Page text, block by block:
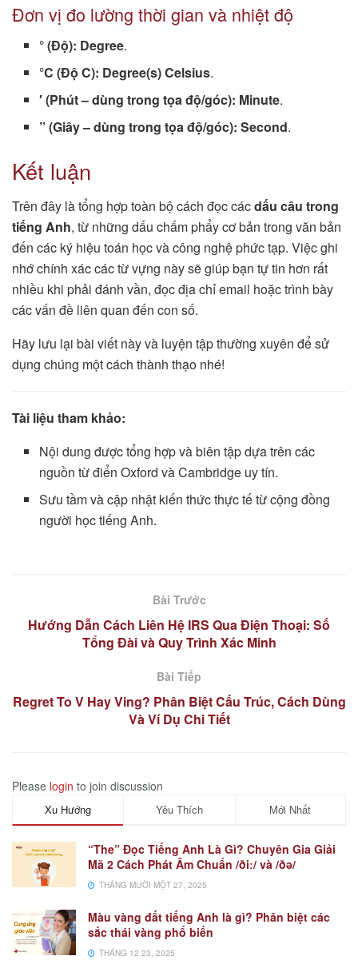
Đơn vị đo lường thời gian và nhiệt độ
° (Độ): Degree.
°C (Độ C): Degree(s) Celsius.
′ (Phút – dùng trong tọa độ/góc): Minute.
” (Giây – dùng trong tọa độ/góc): Second.
Kết luận
Trên đây là tổng hợp toàn bộ cách đọc cácdấu câu trong
tiếng Anh, từ những dấu chấm phẩy cơ bản trong văn bản
đến các ký hiệu toán học và công nghệ phức tạp. Việc ghi
nhớ chính xác các từ vựng này sẽ giúp bạn tự tin hơn rất
nhiều khi phải đánh vần, đọc địa chỉ email hoặc trình bày
các vấn đề liên quan đến con số.
Hãy lưu lại bài viết này và luyện tập thường xuyên để sử
dụng chúng một cách thành thạo nhé!
Tài liệu tham khảo:
Nội dung được tổng hợp và biên tập dựa trên các
nguồn từ điển Oxford và Cambridge uy tín.
Sưu tầm và cập nhật kiến thức thực tế từ cộng đồng
người học tiếng Anh.
Bài Trước
Hướng Dẫn Cách Liên Hệ IRS Qua Điện Thoại: Số
Tổng Đài và Quy Trình Xác Minh
Bài Tiếp
Regret To V Hay Ving? Phân Biệt Cấu Trúc, Cách Dùng
Và Ví Dụ Chi Tiết
Please login to join discussion
Xu Hướng Yêu Thích Mới Nhất
“The” Đọc Tiếng Anh Là Gì? Chuyên Gia Giải
Mã 2 Cách Phát Âm Chuẩn /ðiː/ và /ðə/
THÁNG MƯỜI MỘT 27, 2025
Màu vàng đất tiếng Anh là gì? Phân biệt các
sắc thái vàng phổ biến
THÁNG 12 23, 2025